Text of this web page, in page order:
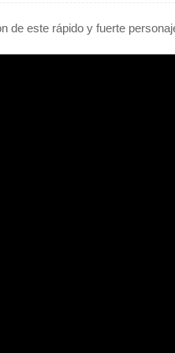
de este rápido y fuerte